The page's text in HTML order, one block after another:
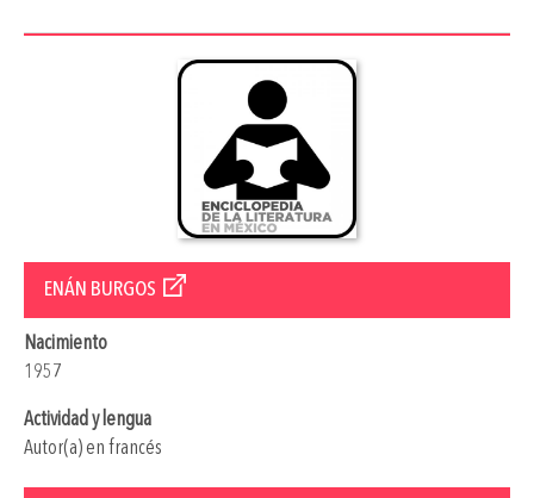
ENÁN BURGOS
Nacimiento
1957
Actividad y lengua
Autor(a) en francés